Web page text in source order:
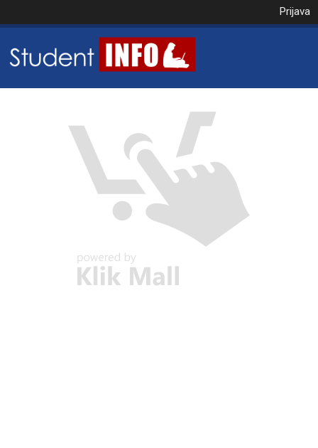
Prijava
VAŠA KOŠARICA JE